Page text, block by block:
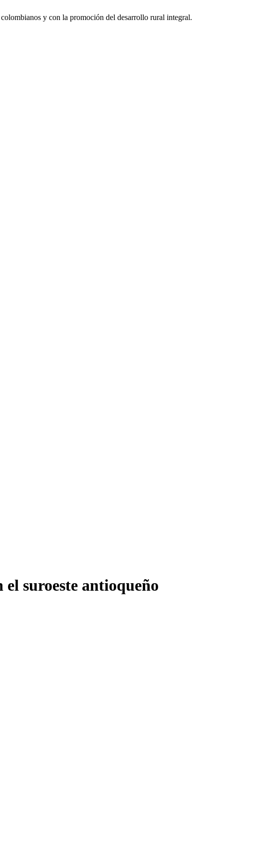
y con la promoción del desarrollo rural integral.
suroeste antioqueño